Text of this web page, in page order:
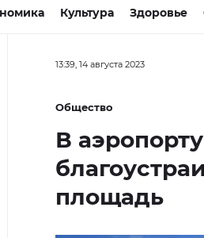
Культура Здоровье
13:39, 14 августа 2023
Общество
В
площадь